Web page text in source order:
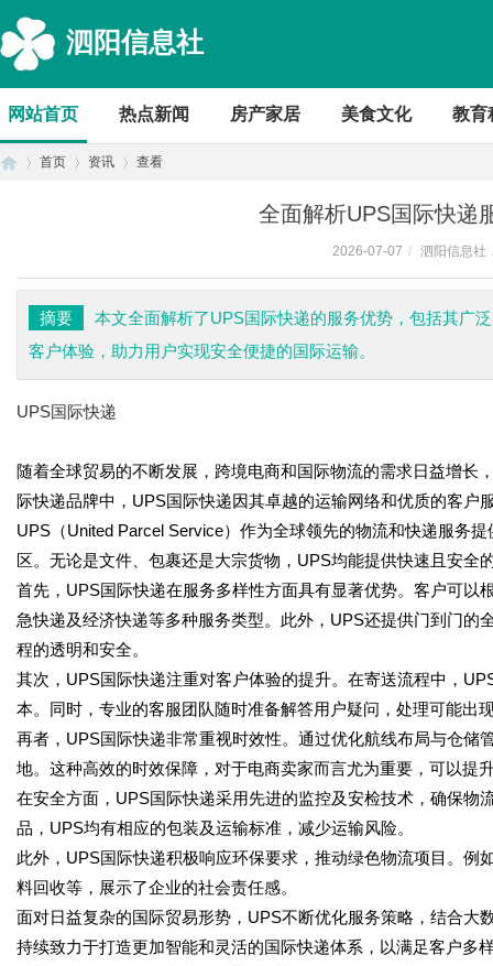
泗阳信息社
网站首页 热点新闻 房产家居 美食文化 教育
首页 资讯 查看
全面解析UPS国际快递
2026-07-07 / 泗阳信息社
摘要
本文全面解析了UPS国际快递的服务优势，包括其广
客户体验，助力用户实现安全便捷的国际运输。
UPS国际快递
随着全球贸易的不断发展，跨境电商和国际物流的需求日益增
际快递品牌中，UPS国际快递因其卓越的运输网络和优质的客户
UPS（United Parcel Service）作为全球领先的物流和快递服务
区。无论是文件、包裹还是大宗货物，UPS均能提供快速且安全
首先，UPS国际快递在服务多样性方面具有显著优势。客户可
急快递及经济快递等多种服务类型。此外，UPS还提供门到门
程的透明和安全。
其次，UPS国际快递注重对客户体验的提升。在寄送流程中，
本。同时，专业的客服团队随时准备解答用户疑问，处理可能出
再者，UPS国际快递非常重视时效性。通过优化航线布局与仓
地。这种高效的时效保障，对于电商卖家而言尤为重要，可以提
在安全方面，UPS国际快递采用先进的监控及安检技术，确保
品，UPS均有相应的包装及运输标准，减少运输风险。
此外，UPS国际快递积极响应环保要求，推动绿色物流项目。
料回收等，展示了企业的社会责任感。
面对日益复杂的国际贸易形势，UPS不断优化服务策略，结合
持续致力于打造更加智能和灵活的国际快递体系，以满足客户多